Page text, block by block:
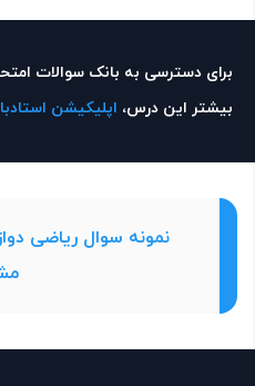
برای دسترسی به بانک سوالات
بیشتر این درس، اپلیکیشن
نمونه سوال ریاضی